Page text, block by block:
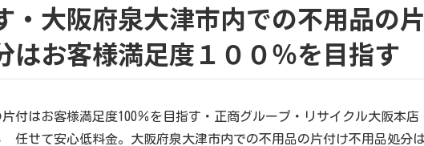
・大阪府泉大津市内での不用品の片
はお客様満足度１００％を目指す
付はお客様満足度100％を目指す・正商グループ・リサイクル大阪本店
せて安心低料金。大阪府泉大津市内での不用品の片付け不用品処分は